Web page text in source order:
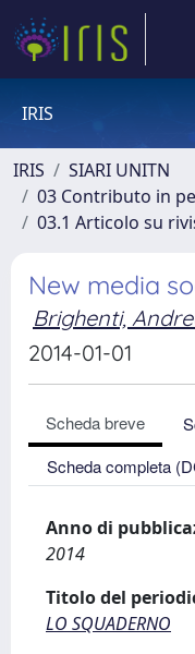
IRIS
IRIS
SIARI UNITN
03 Contributo in
03.1 Articolo su
New media
Brighenti,
2014-01-01
Scheda breve
Scheda completa
Anno di
2014
Titolo del
LO SQUADERNO